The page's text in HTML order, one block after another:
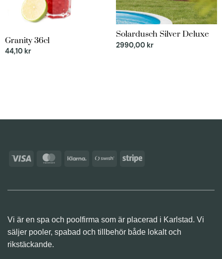
Granity 36cl
44,10 kr
Solardusch Silver Deluxe
2990,00 kr
Visa MasterCardKlarna Swish
Stripe
Vi är en spa och poolfirma som är placerad i Karlstad. Vi
säljer pooler, spabad och tillbehör både lokalt och
rikstäckande.